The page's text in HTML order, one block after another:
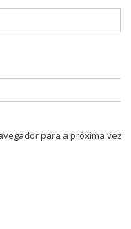
para a próxima vez